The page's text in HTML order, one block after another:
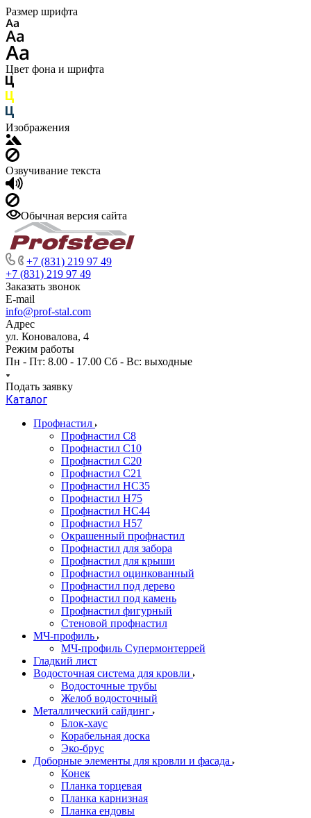
Размер шрифта
Цвет фона и шрифта
Изображения
Озвучивание текста
Обычная версия сайта
+7 (831) 219 97 49
+7 (831) 219 97 49
Заказать звонок
E-mail
info@prof-stal.com
Адрес
ул. Коновалова, 4
Режим работы
Пн - Пт: 8.00 - 17.00 Сб - Вс: выходные
Подать заявку
Каталог
Профнастил
Профнастил С8
Профнастил С10
Профнастил С20
Профнастил С21
Профнастил НС35
Профнастил Н75
Профнастил HC44
Профнастил Н57
Окрашенный профнастил
Профнастил для забора
Профнастил для крыши
Профнастил оцинкованный
Профнастил под дерево
Профнастил под камень
Профнастил фигурный
Стеновой профнастил
МЧ-профиль
МЧ-профиль Супермонтеррей
Гладкий лист
Водосточная система для кровли
Водосточные трубы
Желоб водосточный
Металлический сайдинг
Блок-хаус
Корабельная доска
Эко-брус
Доборные элементы для кровли и фасада
Конек
Планка торцевая
Планка карнизная
Планка ендовы